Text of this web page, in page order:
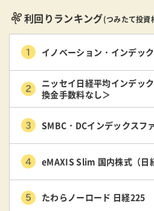
利回りランキング(つみたて投資
イノベーション・インデッ
ニッセイ日経平均インデッ
換金手数料なし＞
SMBC・DCインデックスフ
eMAXIS Slim 国内株式（日
たわらノーロード 日経225